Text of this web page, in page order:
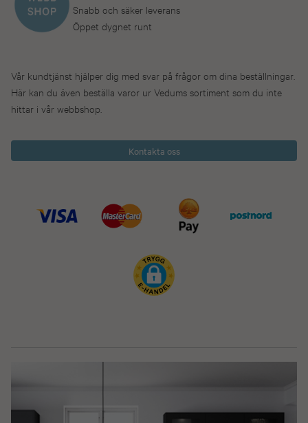
Snabb och säker leverans
Öppet dygnet runt
Vår kundtjänst hjälper dig med svar på frågor om dina beställningar.
Här kan du även beställa varor ur Vedums sortiment som du inte
hittar i vår webbshop.
Kontakta oss